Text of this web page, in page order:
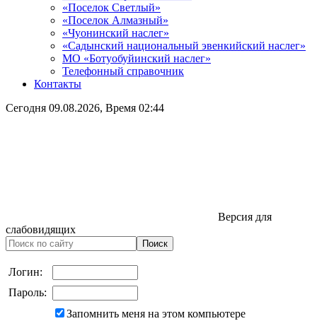
«Поселок Светлый»
«Поселок Алмазный»
«Чуонинский наслег»
«Садынский национальный эвенкийский наслег»
МО «Ботуобуйинский наслег»
Телефонный справочник
Контакты
Сегодня 09.08.2026, Время 02:44
Версия для
слабовидящих
Логин:
Пароль:
Запомнить меня на этом компьютере